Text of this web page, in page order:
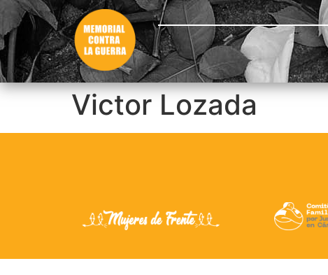
Victor Lozada